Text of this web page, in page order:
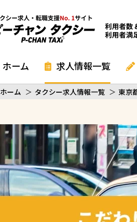
ホーム 求人情報一覧
ホーム ＞ タクシー求人情報一覧 ＞ 東京